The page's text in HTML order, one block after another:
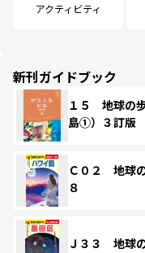
アクティビティ
新刊ガイドブック
１５ 地球の
島①）３訂版
Ｃ０２ 地球
８
Ｊ３３ 地球